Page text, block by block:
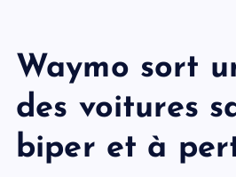
Waymo sort
des voitures
biper et à